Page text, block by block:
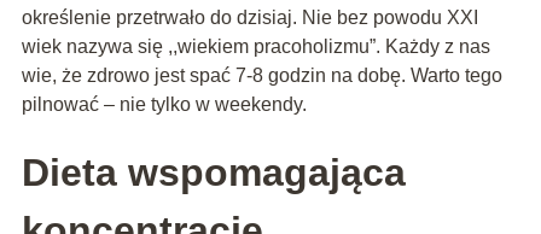
określenie przetrwało do dzisiaj. Nie bez powodu XXI
wiek nazywa się ,,wiekiem pracoholizmu”. Każdy z nas
wie, że zdrowo jest spać 7-8 godzin na dobę. Warto tego
pilnować – nie tylko w weekendy.
Dieta wspomagająca